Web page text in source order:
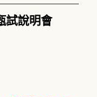
試說明會